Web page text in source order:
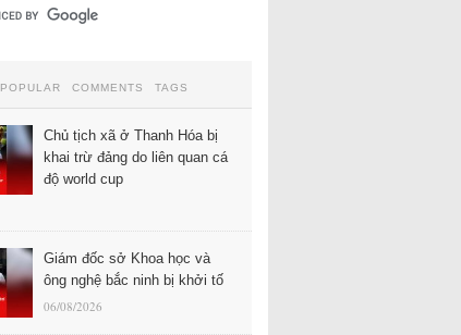
POPULAR COMMENTS TAGS
Chủ tịch xã ở Thanh Hóa bị
khai trừ đảng do liên quan cá
độ world cup
Giám đốc sở Khoa học và
ông nghệ bắc ninh bị khởi tố
06/08/2026